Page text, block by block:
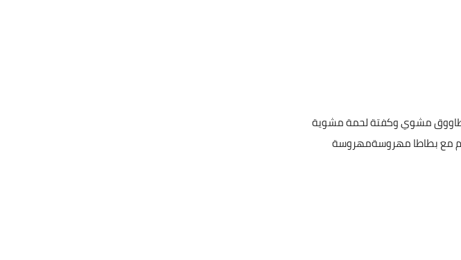
مشوي وكفتة لحمة مشوية
مع بطاطا مهروسةمهروسة